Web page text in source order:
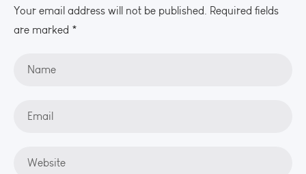
Your email address will not be published. Required fields
are marked *